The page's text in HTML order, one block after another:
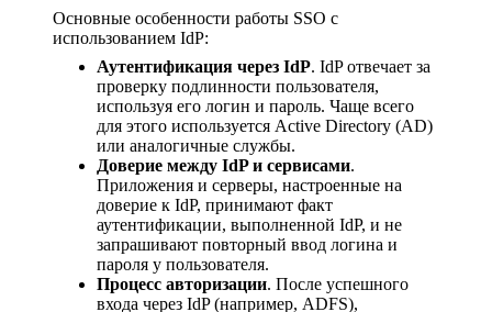
Основные особенности работы SSO с
использованием IdP:
Аутентификация через IdP. IdP отвечает за
проверку подлинности пользователя,
используя его логин и пароль. Чаще всего
для этого используется Active Directory (AD)
или аналогичные службы.
Доверие между IdP и сервисами.
Приложения и серверы, настроенные на
доверие к IdP, принимают факт
аутентификации, выполненной IdP, и не
запрашивают повторный ввод логина и
пароля у пользователя.
Процесс авторизации. После успешного
входа через IdP (например, ADFS),